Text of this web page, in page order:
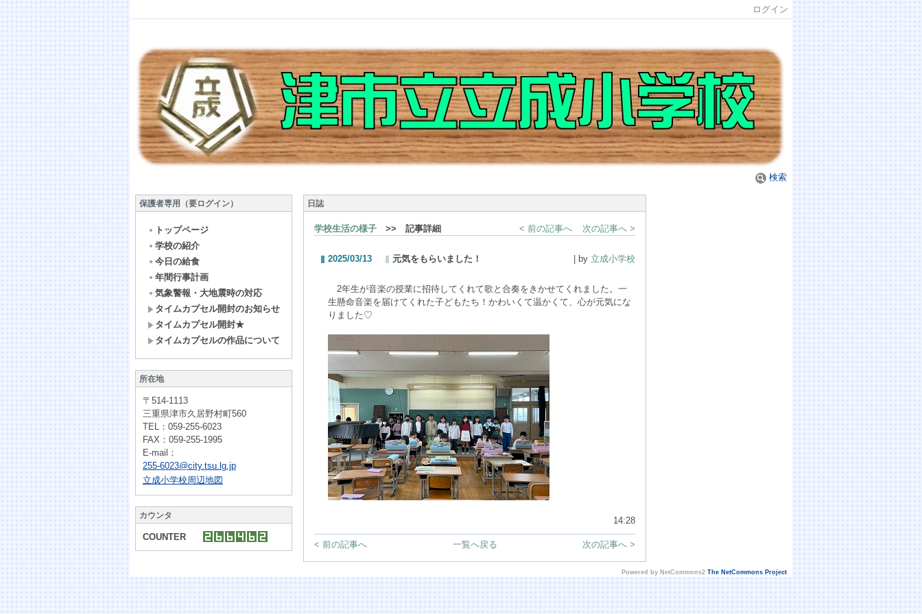
ログイン
検索
保護者専用（要ログイン）
トップページ
学校の紹介
今日の給食
年間行事計画
気象警報・大地震時の対応
タイムカプセル開封のお知らせ
タイムカプセル開封★
タイムカプセルの作品について
所在地
〒514-1113
三重県津市久居野村町560
TEL：059-255-6023
FAX：059-255-1995
E-mail：
255-6023@city.tsu.lg.jp
立成小学校周辺地図
カウンタ
COUNTER
日誌
学校生活の様子 >> 記事詳細 < 前の記事へ 次の記事へ >
2025/03/13 元気をもらいました！ | by 立成小学校
2年生が音楽の授業に招待してくれて歌と合奏をきかせてくれました。一
生懸命音楽を届けてくれた子どもたち！かわいくて温かくて、心が元気にな
りました♡
14:28
< 前の記事へ 次の記事へ >
一覧へ戻る
Powered by NetCommons2 The NetCommons Project